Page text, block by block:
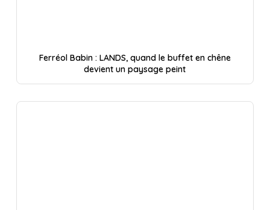
Ferréol Babin : LANDS, quand le buffet en chêne
devient un paysage peint